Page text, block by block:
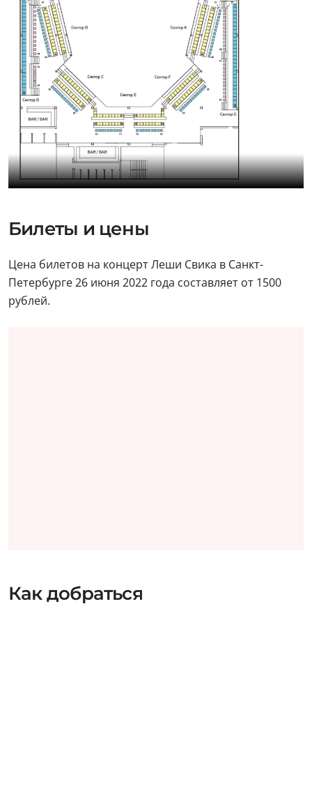
Билеты и цены
Цена билетов на концерт Леши Свика в Санкт-
Петербурге 26 июня 2022 года составляет от 1500
рублей.
Как добраться